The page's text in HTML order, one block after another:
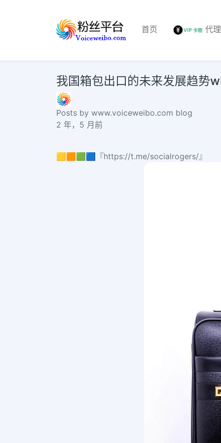
首页 代
我国箱包出口的未来发展趋
Posts by www.voiceweibo.com blog
2 年，5 月前
🟨🟧🟩🟦『https://t.me/socialrogers/』